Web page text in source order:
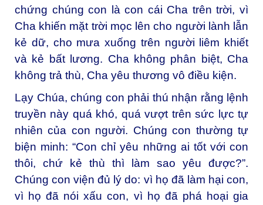
chứng chúng con là con cái Cha trên trời, vì
Cha khiến mặt trời mọc lên cho người lành lẫn
kẻ dữ, cho mưa xuống trên người liêm khiết
và kẻ bất lương. Cha không phân biệt, Cha
không trả thù, Cha yêu thương vô điều kiện.
Lạy Chúa, chúng con phải thú nhận rằng lệnh
truyền này quá khó, quá vượt trên sức lực tự
nhiên của con người. Chúng con thường tự
biện minh: “Con chỉ yêu những ai tốt với con
thôi, chứ kẻ thù thì làm sao yêu được?”.
Chúng con viện đủ lý do: vì họ đã làm hại con,
vì họ đã nói xấu con, vì họ đã phá hoại gia